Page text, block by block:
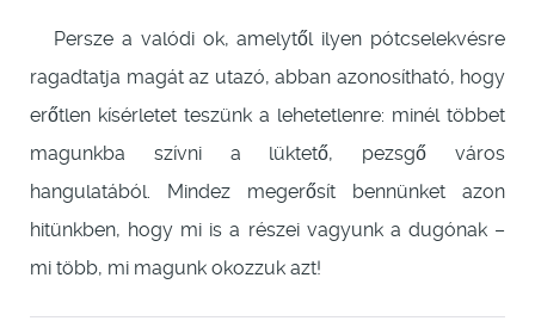
Persze a valódi ok, amelytől ilyen pótcselekvésre
ragadtatja magát az utazó, abban azonosítható, hogy
erőtlen kísérletet teszünk a lehetetlenre: minél többet
magunkba szívni a lüktető, pezsgő város
hangulatából. Mindez megerősít bennünket azon
hitünkben, hogy mi is a részei vagyunk a dugónak –
mi több, mi magunk okozzuk azt!